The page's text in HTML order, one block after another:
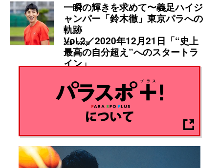
一瞬の輝きを求めて〜義足ハイジ
ャンパー「鈴木徹」東京パラへの
軌跡
Vol.2／2020年12月21日「“史上
最高の自分超え”へのスタートラ
イン」
2021.03.06